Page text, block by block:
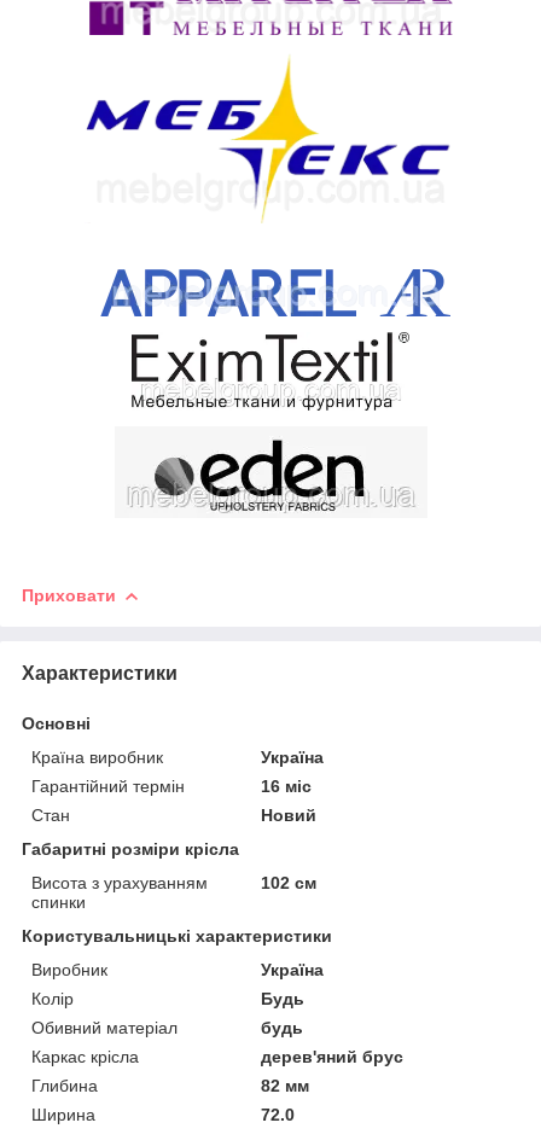
Приховати
Характеристики
Основні
Країна виробник
Україна
Гарантійний термін
16 міс
Стан
Новий
Габаритні розміри крісла
Висота з урахуванням
спинки
102 см
Користувальницькі характеристики
Виробник
Україна
Колір
Будь
Обивний матеріал
будь
Каркас крісла
дерев'яний брус
Глибина
82 мм
Ширина
72.0